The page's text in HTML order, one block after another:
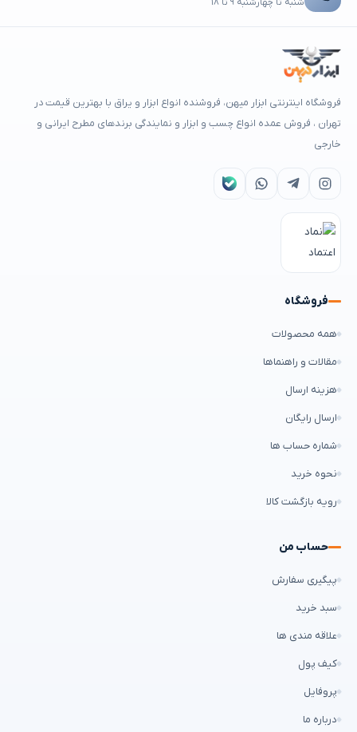
شنبه تا چهارشنبه ۹ تا ۱۸
فروشگاه اینترنتی ابزار میهن، فروشنده انواع ابزار و یراق با بهترین قیمت در
تهران ، فروش عمده انواع چسب و ابزار و نمایندگی برندهای مطرح ایرانی و
خارجی
فروشگاه
همه محصولات
مقالات و راهنماها
هزینه ارسال
ارسال رایگان
شماره حساب ها
نحوه خرید
رویه بازگشت کالا
حساب من
پیگیری سفارش
سبد خرید
علاقه مندی ها
کیف پول
پروفایل
درباره ما